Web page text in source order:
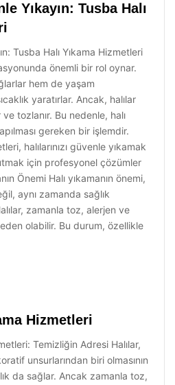
Yıkayın: Tusba Halı
Tusba Halı Yıkama Hizmetleri
önemli bir rol oynar.
hem de yaşam
yaratırlar. Ancak, halılar
tozlanır. Bu nedenle, halı
gereken bir işlemdir.
halılarınızı güvenle yıkamak
için profesyonel çözümler
Önemi Halı yıkamanın önemi,
aynı zamanda sağlık
zamanla toz, alerjen ve
olabilir. Bu durum, özellikle
Hizmetleri
Temizliğin Adresi Halılar,
unsurlarından biri olmasının
da sağlar. Ancak zamanla toz,